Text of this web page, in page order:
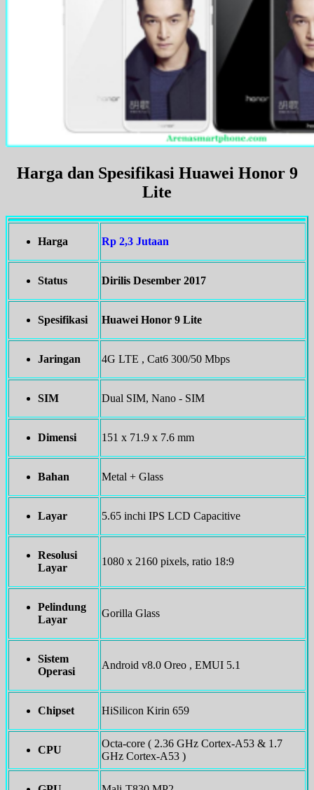
Harga dan Spesifikasi Huawei Honor 9
Lite
Harga Rp 2,3 Jutaan
Status Dirilis Desember 2017
Spesifikasi Huawei Honor 9 Lite
Jaringan 4G LTE , Cat6 300/50 Mbps
SIM Dual SIM, Nano - SIM
Dimensi 151 x 71.9 x 7.6 mm
Bahan Metal + Glass
Layar 5.65 inchi IPS LCD Capacitive
Resolusi
Layar
1080 x 2160 pixels, ratio 18:9
Pelindung
Layar
Gorilla Glass
Sistem
Operasi
Android v8.0 Oreo , EMUI 5.1
Chipset HiSilicon Kirin 659
CPU
Octa-core ( 2.36 GHz Cortex-A53 & 1.7
GHz Cortex-A53 )